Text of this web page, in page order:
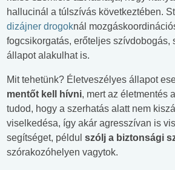
hallucinál a túlszívás következtében.
dizájner drogoknál
fogcsikorgatás, erőteljes szívdobogás,
állapot alakulhat is.
Mit tehetünk? Életveszélyes állapot
mentőt kell hívni, mert az életmentés
tudod, hogy a szerhatás alatt nem
viselkedésa, így akár agresszívan is
segítséget, példul szólj a biztonsági
szórakozóhelyen vagytok.